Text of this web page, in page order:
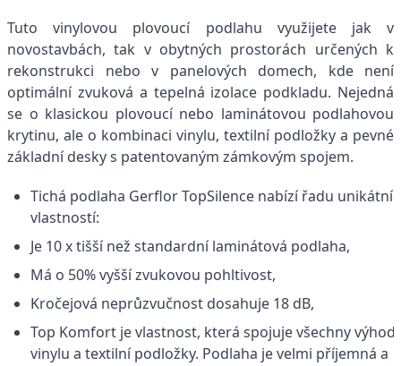
Tuto vinylovou plovoucí podlahu využijete jak v
novostavbách, tak v obytných prostorách určených k
rekonstrukci nebo v panelových domech, kde není
optimální zvuková a tepelná izolace podkladu. Nejedná
se o klasickou plovoucí nebo laminátovou podlahovou
krytinu, ale o kombinaci vinylu, textilní podložky a pevné
základní desky s patentovaným zámkovým spojem.
Tichá podlaha Gerflor TopSilence nabízí řadu
vlastností:
Je 10 x tišší než standardní laminátová podlaha,
Má o 50% vyšší zvukovou pohltivost,
Kročejová neprůzvučnost dosahuje 18 dB,
Top Komfort je vlastnost, která spojuje všechny
vinylu a textilní podložky. Podlaha je velmi příjemná a